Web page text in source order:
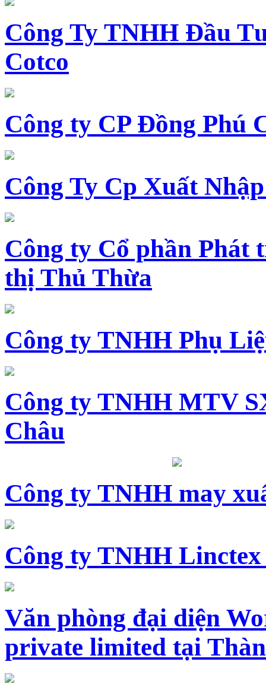
Công Ty TNHH Đầu
Cotco
Công ty CP Đồng Phú
Công Ty Cp Xuất
Công ty Cổ phần Phát
thị Thủ Thừa
Công ty TNHH Phụ
Công ty TNHH MTV
Châu
Công ty TNHH may
Công ty TNHH Linctex
Văn phòng đại diện
private limited tại